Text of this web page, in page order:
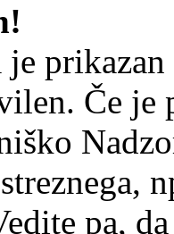
prikazan
Če
pa,